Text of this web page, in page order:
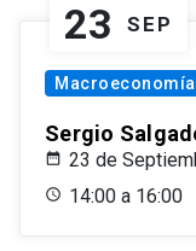
23 SEP
Macroeconomía
Sergio
23 de
14:00 a 16:00